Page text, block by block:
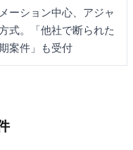
ーション中心、アジャ
式。「他社で断られた
案件」も受付